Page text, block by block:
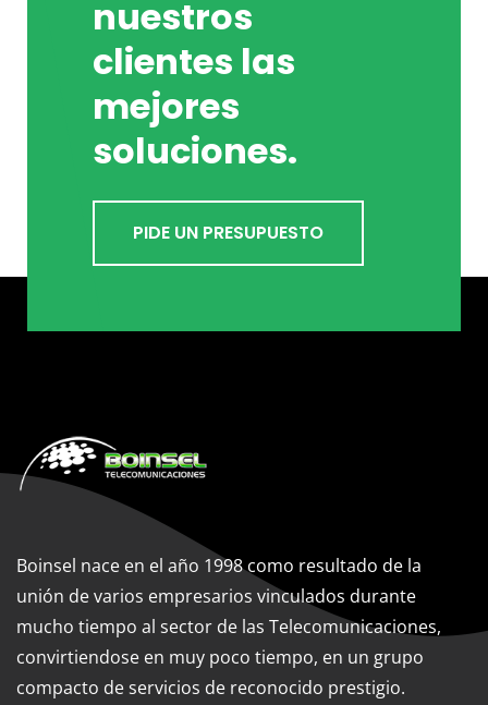
nuestros
clientes las
mejores
soluciones.
PIDE UN PRESUPUESTO
Boinsel nace en el año 1998 como resultado de la
unión de varios empresarios vinculados durante
mucho tiempo al sector de las Telecomunicaciones,
convirtiendose en muy poco tiempo, en un grupo
compacto de servicios de reconocido prestigio.